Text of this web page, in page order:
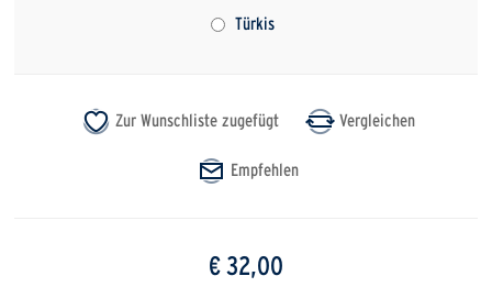
Türkis
€ 32,00